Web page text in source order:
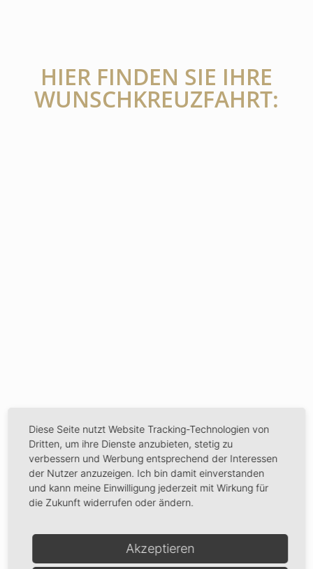
HIER FINDEN SIE IHRE
WUNSCHKREUZFAHRT:
Diese Seite nutzt Website Tracking-Technologien von
Dritten, um ihre Dienste anzubieten, stetig zu
verbessern und Werbung entsprechend der Interessen
der Nutzer anzuzeigen. Ich bin damit einverstanden
und kann meine Einwilligung jederzeit mit Wirkung für
die Zukunft widerrufen oder ändern.
Akzeptieren